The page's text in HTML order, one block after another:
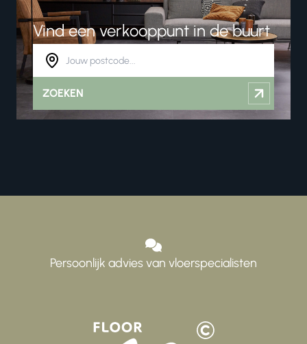
Vind een verkooppunt in de buurt
ZOEKEN
Persoonlijk advies van vloerspecialisten